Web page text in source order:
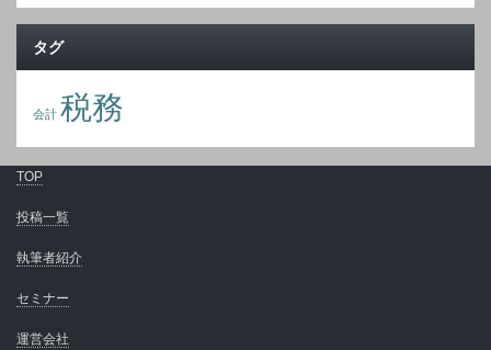
タグ
会計 税務
TOP
投稿一覧
執筆者紹介
セミナー
運営会社